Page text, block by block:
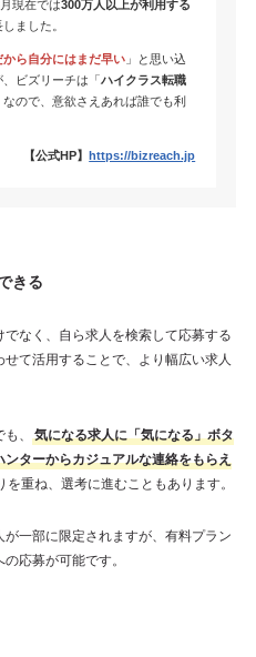
現在では300万人以上が利用する
ました。
から自分にはまだ早い」と思い込
ビズリーチは「 ハイクラス転職
なので、意欲さえあれば誰でも利
【公式HP】 https://bizreach.jp
きる
なく、自ら求人を検索して応募する
て活用することで、より幅広い求人
、
気になる求人に「気になる」ボタ
ターからカジュアルな連絡をもらえ
重ね、選考に進むこともあります。
一部に限定されますが、有料プラン
応募が可能です。